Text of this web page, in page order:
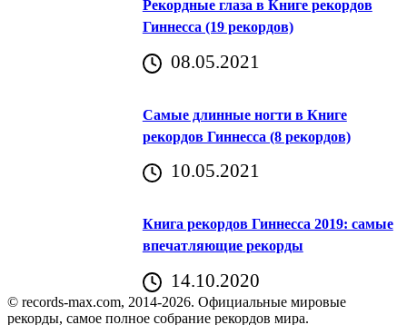
Рекордные глаза в Книге рекордов
Гиннесса (19 рекордов)
08.05.2021
Самые длинные ногти в Книге
рекордов Гиннесса (8 рекордов)
10.05.2021
Книга рекордов Гиннесса 2019: самые
впечатляющие рекорды
14.10.2020
© records-max.com, 2014-2026. Официальные мировые
рекорды, самое полное собрание рекордов мира.